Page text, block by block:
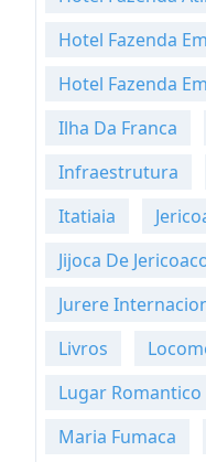
Hotel Fazenda
Hotel Fazenda
Ilha Da Franca
Infraestrutura
Itatiaia
Jijoca De
Jurere
Livros
Lugar Romantico
Maria Fumaca